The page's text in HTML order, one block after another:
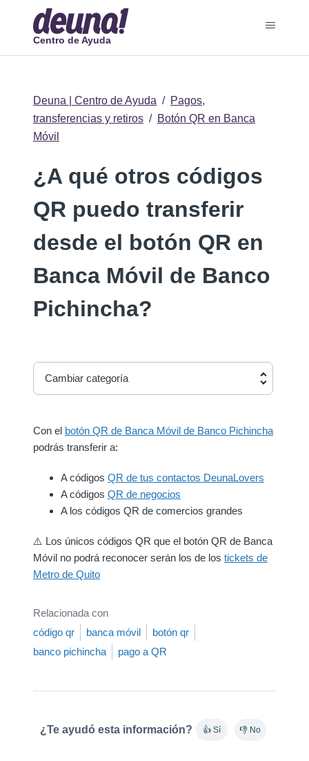
Centro de Ayuda
Deuna | Centro de Ayuda
Pagos,
transferencias y retiros
Botón QR en Banca
Móvil
¿A qué otros códigos
QR puedo transferir
desde el botón QR en
Banca Móvil de Banco
Pichincha?
Cambiar categoría
Con el botón QR de Banca Móvil de Banco Pichincha
podrás transferir a:
A códigos QR de tus contactos DeunaLovers
A códigos QR de negocios
A los códigos QR de comercios grandes
⚠️ Los únicos códigos QR que el botón QR de Banca
Móvil no podrá reconocer serán los de los tickets de
Metro de Quito
Relacionada con
código qr
banca móvil
botón qr
banco pichincha
pago a QR
¿Te ayudó esta información? 👍 Sí 👎 No